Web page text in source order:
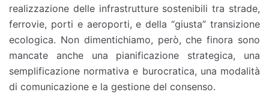
realizzazione delle infrastrutture sostenibili tra strade,
ferrovie, porti e aeroporti, e della “giusta” transizione
ecologica. Non dimentichiamo, però, che finora sono
mancate anche una pianificazione strategica, una
semplificazione normativa e burocratica, una modalità
di comunicazione e la gestione del consenso.